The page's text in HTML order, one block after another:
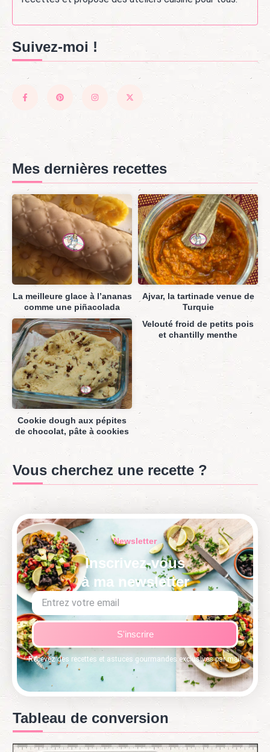
Suivez-moi !
Mes dernières recettes
La meilleure glace à l’ananas
comme une piñacolada
Ajvar, la tartinade venue de
Turquie
Cookie dough aux pépites
de chocolat, pâte à cookies
Velouté froid de petits pois
et chantilly menthe
Vous cherchez une recette ?
Newsletter
Inscrivez-vous
à ma newsletter
S'inscrire
Recevez des recettes et astuces gourmandes exclusives par mail
Tableau de conversion